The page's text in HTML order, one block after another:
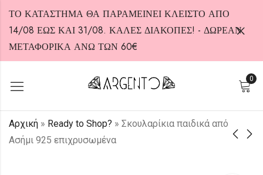
ΤΟ ΚΑΤΑΣΤΗΜΑ ΘΑ ΠΑΡΑΜΕΙΝΕΙ ΚΛΕΙΣΤΟ ΑΠΟ
14/08 ΕΩΣ ΚΑΙ 31/08. ΚΑΛΕΣ ΔΙΑΚΟΠΕΣ! - ΔΩΡΕΑΝ
ΜΕΤΑΦΟΡΙΚΑ ΑΝΩ ΤΩΝ 60€
0
Αρχική » Ready to Shop? » Σκουλαρίκια παιδικά από
Ασήμι 925 επιχρυσωμένα
HOT